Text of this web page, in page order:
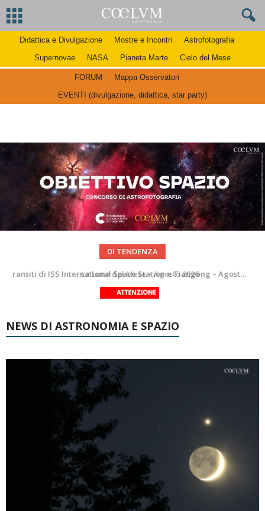
Didattica e Divulgazione Mostre e Incontri
Astrofotografia
Supernovae
NASA Pianeta Marte Cielo del Mese
FORUM
Mappa Osservatori
EVENTI (divulgazione, didattica, star party)
DI TENDENZA
La Luna del Mese – Agosto 2026
Le costellazioni di Agosto 2026: Delfino
NEWS DI ASTRONOMIA E SPAZIO